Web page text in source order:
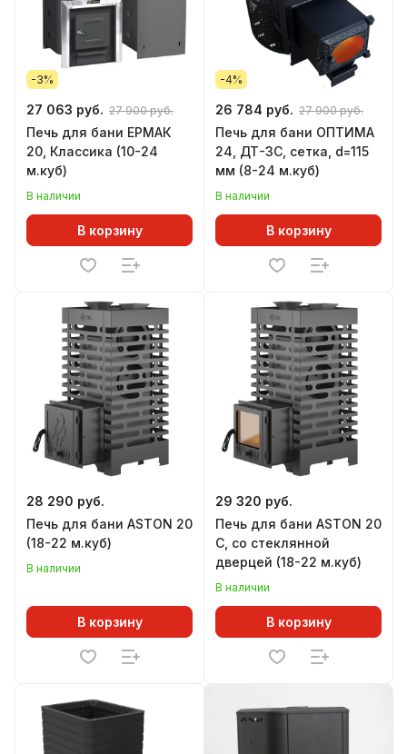
-3%
27 063 руб. 27 900 руб.
Печь для бани ЕРМАК
20, Классика (10-24
м.куб)
В наличии
В корзину
-4%
26 784 руб. 27 900 руб.
Печь для бани ОПТИМА
24, ДТ-3С, сетка, d=115
мм (8-24 м.куб)
В наличии
В корзину
28 290 руб.
Печь для бани ASTON 20
(18-22 м.куб)
В наличии
В корзину
29 320 руб.
Печь для бани ASTON 20
С, со стеклянной
дверцей (18-22 м.куб)
В наличии
В корзину